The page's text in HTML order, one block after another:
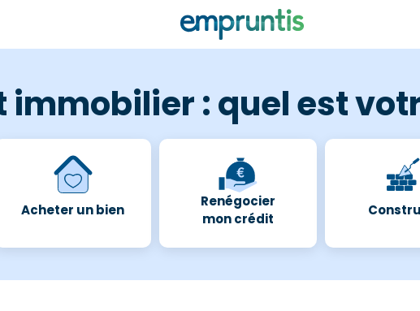
immobilier : quel est
Acheter un bien
Renégocier
mon crédit